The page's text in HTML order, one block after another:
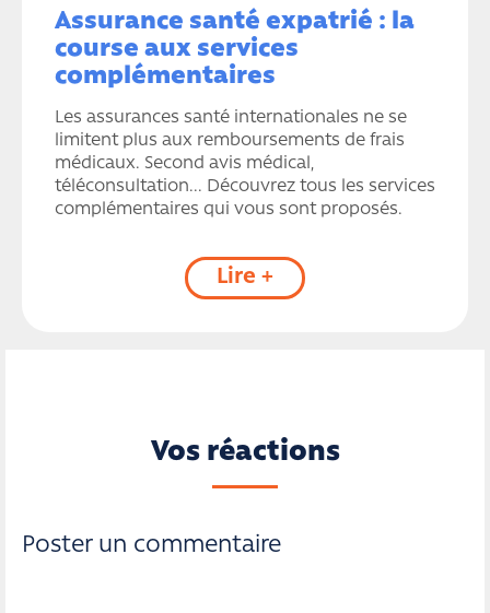
Assurance santé expatrié : la
course aux services
complémentaires
Les assurances santé internationales ne se
limitent plus aux remboursements de frais
médicaux. Second avis médical,
téléconsultation... Découvrez tous les services
complémentaires qui vous sont proposés.
Lire +
Vos réactions
Poster un commentaire